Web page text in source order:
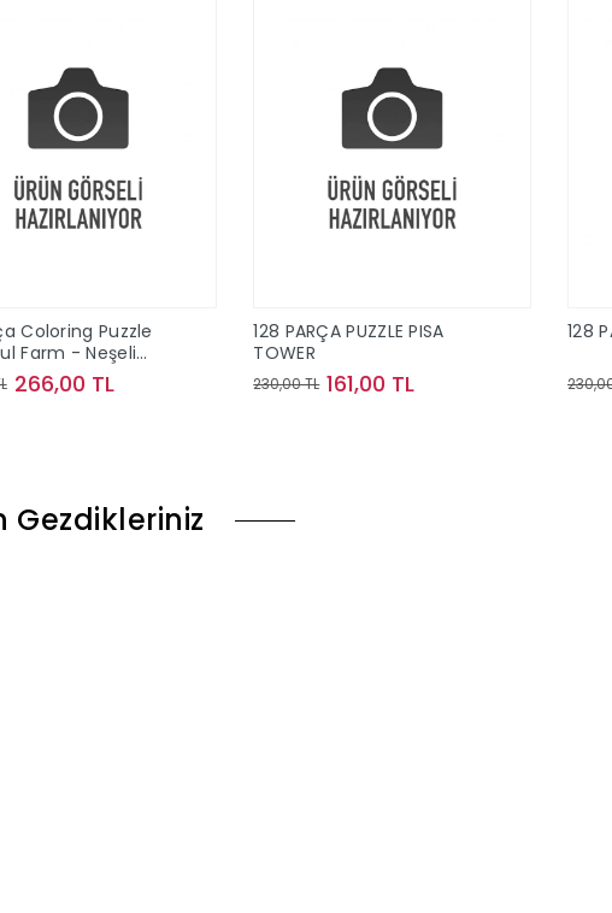
Coloring Puzzle
Farm - Neşeli
266,00 TL
128 PARÇA PUZZLE PISA
TOWER
230,00 TL 161,00 TL
128
Gezdikleriniz